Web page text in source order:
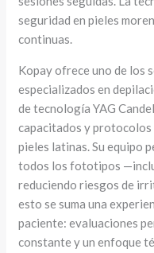
seguridad en pieles
continuas.
Kopay ofrece uno de los
especializados en
de tecnología YAG
capacitados y protocolos
pieles latinas. Su equipo
todos los fototipos
reduciendo riesgos de
esto se suma una
paciente: evaluaciones
constante y un enfoque